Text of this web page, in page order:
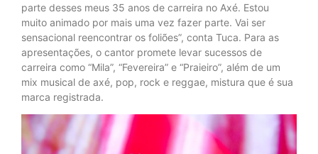
parte desses meus 35 anos de carreira no Axé. Estou
muito animado por mais uma vez fazer parte. Vai ser
sensacional reencontrar os foliões”, conta Tuca. Para as
apresentações, o cantor promete levar sucessos de
carreira como “Mila”, “Fevereira” e “Praieiro”, além de um
mix musical de axé, pop, rock e reggae, mistura que é sua
marca registrada.